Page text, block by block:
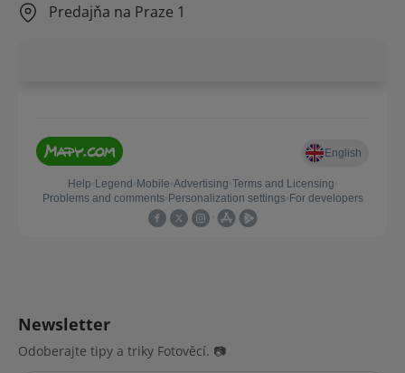
Predajňa na Praze 1
Newsletter
Odoberajte tipy a triky Fotověcí. 📷